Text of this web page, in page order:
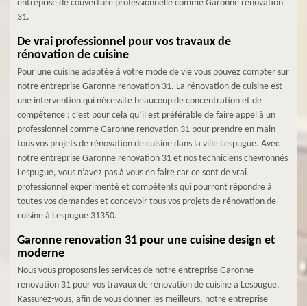
entreprise de couverture professionnelle comme Garonne renovation
31.
De vrai professionnel pour vos travaux de
rénovation de cuisine
Pour une cuisine adaptée à votre mode de vie vous pouvez compter sur
notre entreprise Garonne renovation 31. La rénovation de cuisine est
une intervention qui nécessite beaucoup de concentration et de
compétence ; c’est pour cela qu’il est préférable de faire appel à un
professionnel comme Garonne renovation 31 pour prendre en main
tous vos projets de rénovation de cuisine dans la ville Lespugue. Avec
notre entreprise Garonne renovation 31 et nos techniciens chevronnés
Lespugue, vous n’avez pas à vous en faire car ce sont de vrai
professionnel expérimenté et compétents qui pourront répondre à
toutes vos demandes et concevoir tous vos projets de rénovation de
cuisine à Lespugue 31350.
Garonne renovation 31 pour une cuisine design et
moderne
Nous vous proposons les services de notre entreprise Garonne
renovation 31 pour vos travaux de rénovation de cuisine à Lespugue.
Rassurez-vous, afin de vous donner les meilleurs, notre entreprise